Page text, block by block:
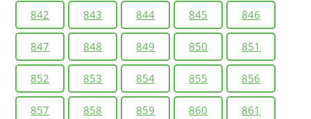
842 843 844 845 846
847 848 849 850 851
852 853 854 855 856
857 858 859 860 861